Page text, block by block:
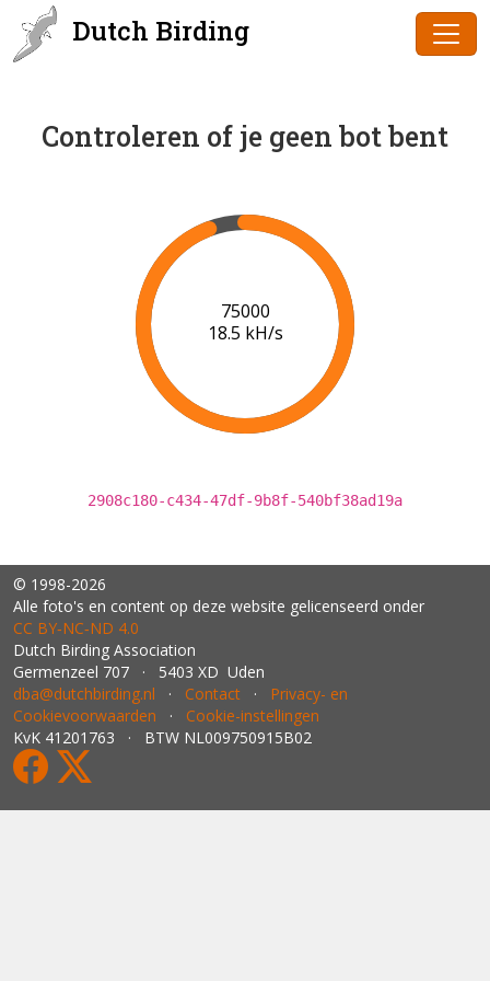
Dutch Birding
Controleren of je geen bot bent
77000
18.6 kH/s
2908c180-c434-47df-9b8f-540bf38ad19a
© 1998-2026
Alle foto's en content op deze website gelicenseerd onder
CC BY‑NC‑ND 4.0
Dutch Birding Association
Germenzeel 707 · 5403 XD Uden
dba@dutchbirding.nl · Contact · Privacy- en
Cookievoorwaarden · Cookie-instellingen
KvK 41201763 · BTW NL009750915B02